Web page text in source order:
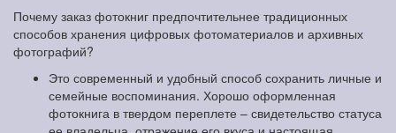
Почему заказ фотокниг предпочтительнее традиционных
способов хранения цифровых фотоматериалов и архивных
фотографий?
Это современный и удобный способ сохранить личные и
семейные воспоминания. Хорошо оформленная
фотокнига в твердом переплете – свидетельство статуса